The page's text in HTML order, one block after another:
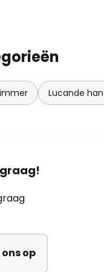
ruimte moet
worden
gebruikt om
Lucande
op